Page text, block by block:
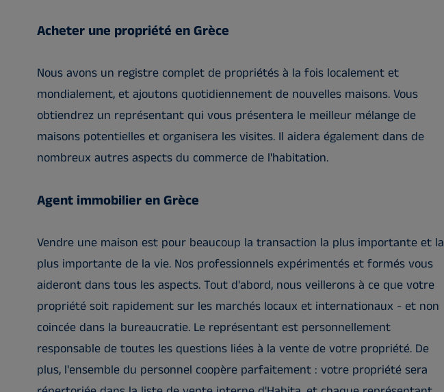
Acheter une propriété en Grèce
Nous avons un registre complet de propriétés à la fois localement et
mondialement, et ajoutons quotidiennement de nouvelles maisons. Vous
obtiendrez un représentant qui vous présentera le meilleur mélange de
maisons potentielles et organisera les visites. Il aidera également dans de
nombreux autres aspects du commerce de l'habitation.
Agent immobilier en Grèce
Vendre une maison est pour beaucoup la transaction la plus importante et la
plus importante de la vie. Nos professionnels expérimentés et formés vous
aideront dans tous les aspects. Tout d'abord, nous veillerons à ce que votre
propriété soit rapidement sur les marchés locaux et internationaux - et non
coincée dans la bureaucratie. Le représentant est personnellement
responsable de toutes les questions liées à la vente de votre propriété. De
plus, l'ensemble du personnel coopère parfaitement : votre propriété sera